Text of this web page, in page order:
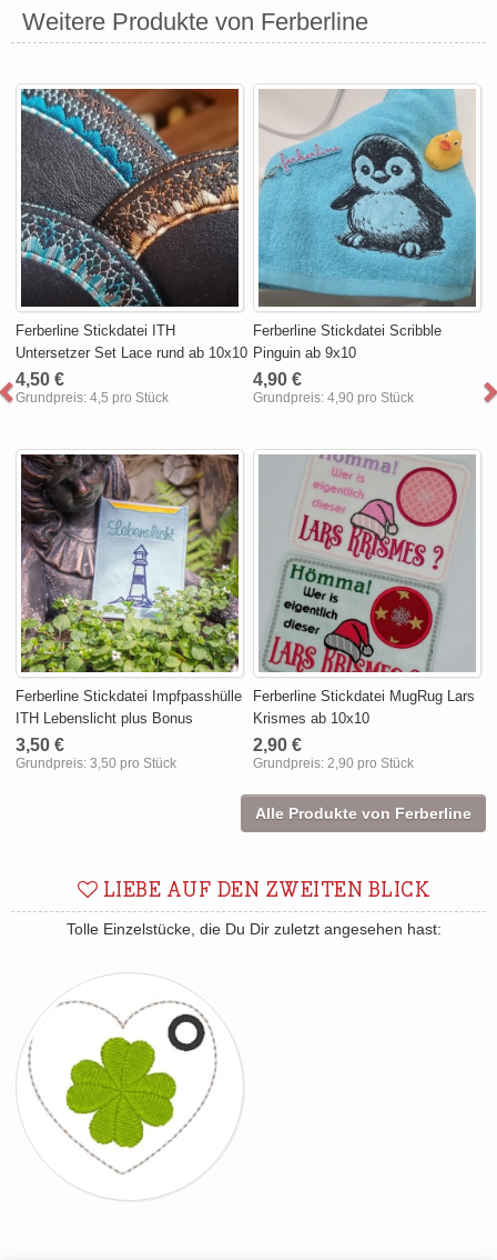
Weitere Produkte von Ferberline
Ferberline Stickdatei ITH
Untersetzer Set Lace rund ab 10x10
4,50 €
Grundpreis:4,5 pro Stück
Ferberline Stickdatei Scribble
Pinguin ab 9x10
4,90 €
Grundpreis:4,90 pro Stück
Ferberline Stickdatei Impfpasshülle
ITH Lebenslicht plus Bonus
3,50 €
Grundpreis:3,50 pro Stück
Ferberline Stickdatei MugRug Lars
Krismes ab 10x10
2,90 €
Grundpreis:2,90 pro Stück
Alle Produkte von Ferberline
LIEBE AUF DEN ZWEITEN BLICK
Tolle Einzelstücke, die Du Dir zuletzt angesehen hast: